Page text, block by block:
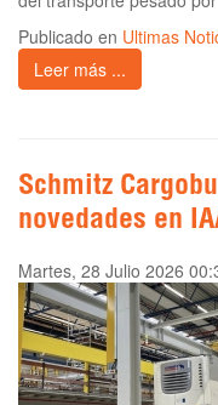
Publicado en Ultimas
Leer más ...
Schmitz
novedades en
Martes, 28 Julio 2026